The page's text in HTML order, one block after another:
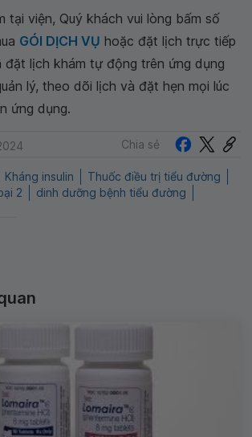
tại viện, Quý khách vui lòng bấm số
GÓI DỊCH VỤ hoặc đặt lịch trực tiếp
đặt lịch khám tự động trên ứng dụng
lý, theo dõi lịch và đặt hẹn mọi lúc
ứng dụng.
Chia sẻ
Kháng insulin
Thuốc điều trị tiểu đường
2
dinh dưỡng bệnh tiểu đường